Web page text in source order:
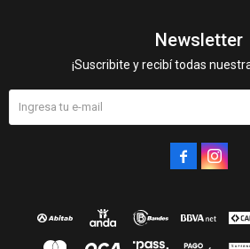
Newsletter
¡Suscribite y recibí todas
 